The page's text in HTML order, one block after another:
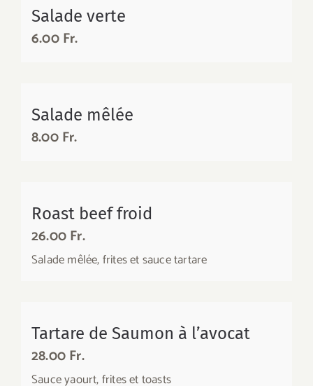
Salade verte
6.00 Fr.
Salade mêlée
8.00 Fr.
Roast beef froid
26.00 Fr.
Salade mêlée, frites et sauce tartare
Tartare de Saumon à l’avocat
28.00 Fr.
Sauce yaourt, frites et toasts